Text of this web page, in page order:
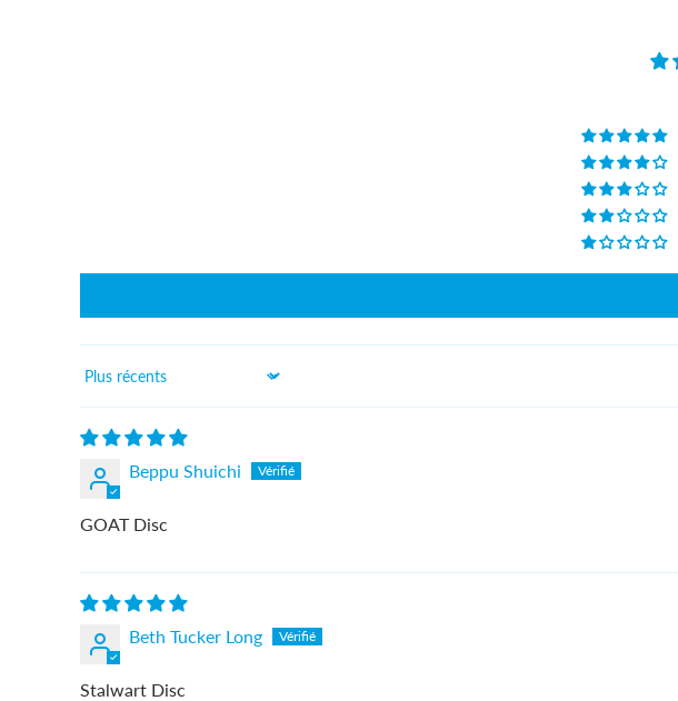
Sort by
Beppu Shuichi
GOAT Disc
Beth Tucker Long
Stalwart Disc